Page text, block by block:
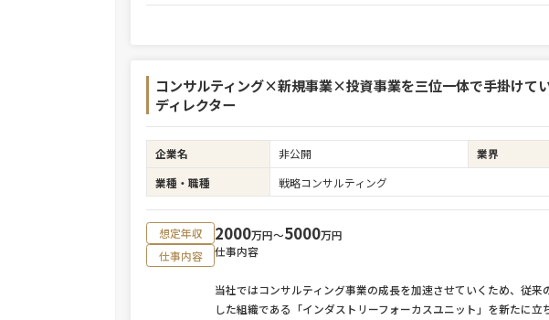
コンサルティング×新規事業×投資事業を三位一体で手掛けて
ディレクター
企業名 非公開 業界
業種・職種
戦略コンサルティング
想定年収 2000万円〜5000万円
仕事内容
仕事内容
当社ではコンサルティング事業の成長を加速させていくため、従
した組織である「インダストリーフォーカスユニット」を新たに立